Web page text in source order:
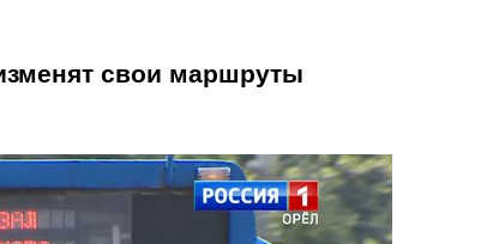
свои маршруты